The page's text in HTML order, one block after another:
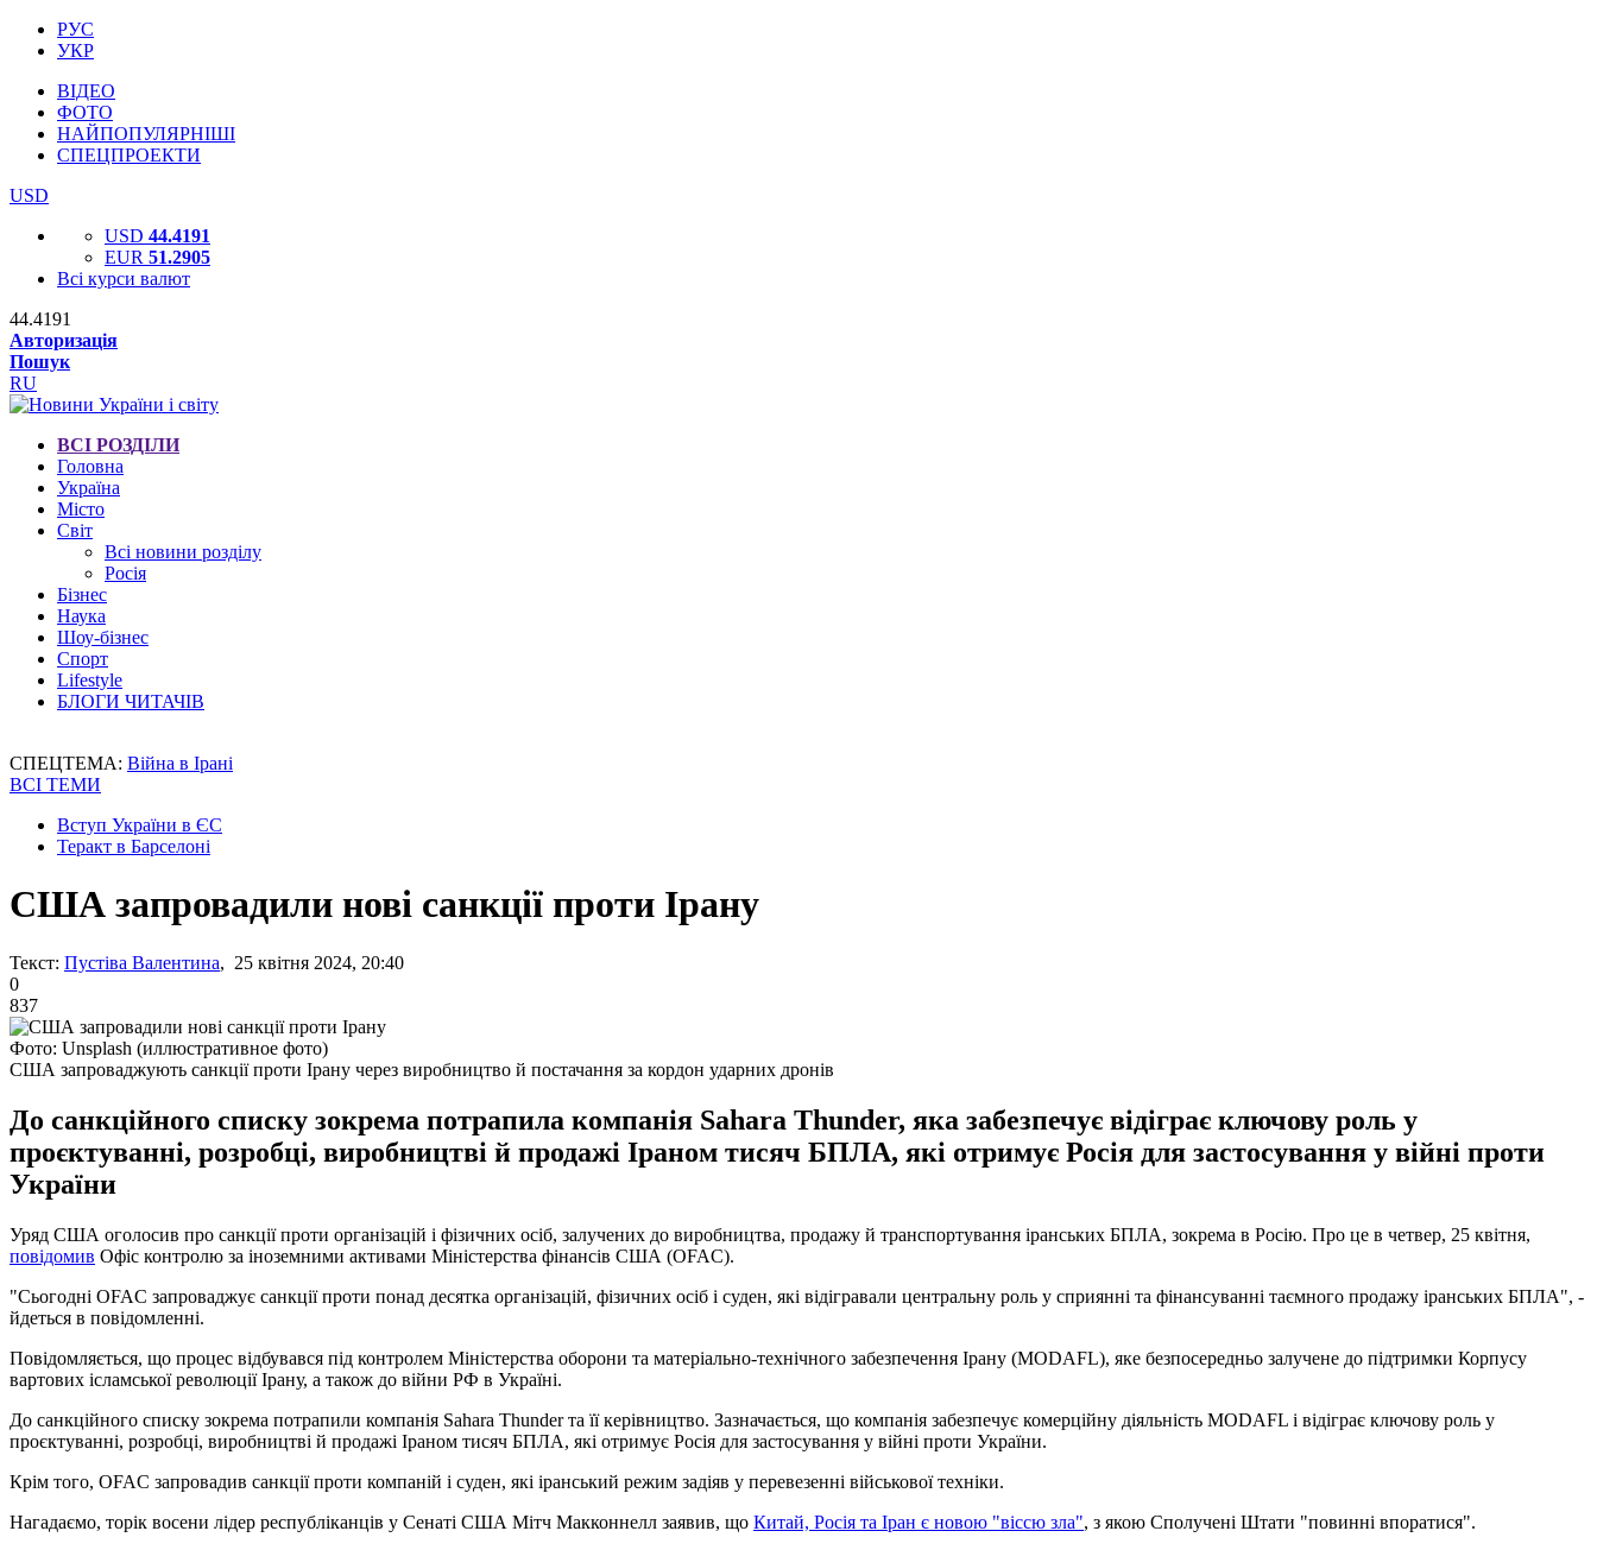
РУС
УКР
ВІДЕО
ФОТО
НАЙПОПУЛЯРНІШІ
СПЕЦПРОЕКТИ
USD
USD 44.4191
EUR 51.2905
Всі курси валют
44.4191
Авторизація
Пошук
RU
ВСІ РОЗДІЛИ
Головна
Україна
Місто
Світ
Всі новини розділу
Росія
Бізнес
Наука
Шоу-бізнес
Спорт
Lifestyle
БЛОГИ ЧИТАЧІВ
СПЕЦТЕМА: Війна в Ірані
ВСІ ТЕМИ
Вступ України в ЄС
Теракт в Барселоні
США запровадили нові санкції проти Ірану
Текст: Пустіва Валентина, 25 квітня 2024, 20:40
0
837
Фото: Unsplash (иллюстративное фото)
США запроваджують санкції проти Ірану через виробництво й постачання за кордон ударних дронів
До санкційного списку зокрема потрапила компанія Sahara Thunder, яка забезпечує відіграє ключову роль у
проєктуванні, розробці, виробництві й продажі Іраном тисяч БПЛА, які отримує Росія для застосування у війні проти
України
Уряд США оголосив про санкції проти організацій і фізичних осіб, залучених до виробництва, продажу й транспортування іранських БПЛА, зокрема в Росію. Про це в четвер, 25 квітня,
повідомив Офіс контролю за іноземними активами Міністерства фінансів США (OFAC).
"Сьогодні OFAC запроваджує санкції проти понад десятка організацій, фізичних осіб і суден, які відігравали центральну роль у сприянні та фінансуванні таємного продажу іранських БПЛА", -
йдеться в повідомленні.
Повідомляється, що процес відбувався під контролем Міністерства оборони та матеріально-технічного забезпечення Ірану (MODAFL), яке безпосередньо залучене до підтримки Корпусу
вартових ісламської революції Ірану, а також до війни РФ в Україні.
До санкційного списку зокрема потрапили компанія Sahara Thunder та її керівництво. Зазначається, що компанія забезпечує комерційну діяльність MODAFL і відіграє ключову роль у
проєктуванні, розробці, виробництві й продажі Іраном тисяч БПЛА, які отримує Росія для застосування у війні проти України.
Крім того, OFAC запровадив санкції проти компаній і суден, які іранський режим задіяв у перевезенні військової техніки.
Нагадаємо, торік восени лідер республіканців у Сенаті США Мітч Макконнелл заявив, що Китай, Росія та Іран є новою "віссю зла", з якою Сполучені Штати "повинні впоратися".